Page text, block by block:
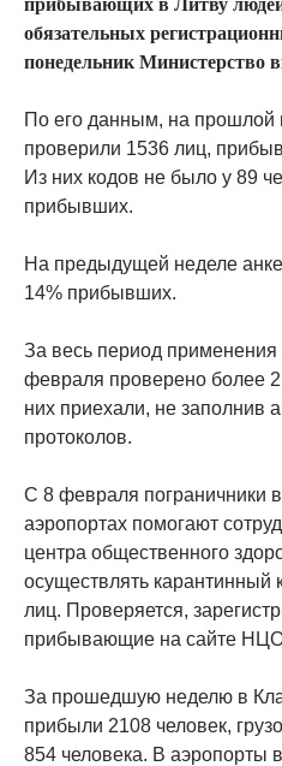
обязательных
понедельник Министерство
По его данным, на прошлой
проверили 1536 лиц,
Из них кодов не было у 89
прибывших.
На предыдущей неделе
14% прибывших.
За весь период применения
февраля проверено более
них приехали, не заполнив
протоколов.
С 8 февраля пограничники
аэропортах помогают
центра общественного
осуществлять
лиц. Проверяется,
прибывающие на сайте
За прошедшую неделю в
прибыли 2108 человек,
854 человека. В аэропорты